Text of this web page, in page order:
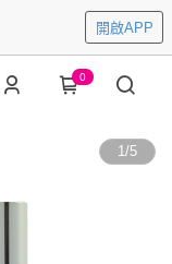
開啟APP
0
1/5